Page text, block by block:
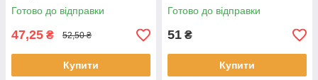
Готово до відправки
47,25 ₴ 52,50 ₴
Купити
Готово до відправки
51 ₴
Купити